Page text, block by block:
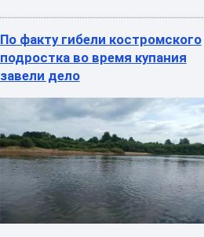
По факту гибели костромского
подростка во время купания
завели дело